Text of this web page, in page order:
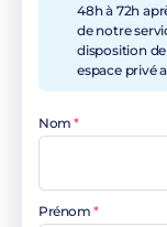
48h à 72h
de notre
disposition
espace privé
Nom
Prénom